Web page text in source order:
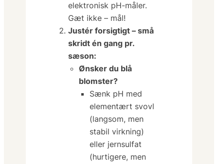
elektronisk pH-måler.
Gæt ikke – mål!
Justér forsigtigt – små
skridt én gang pr.
sæson:
Ønsker du blå
blomster?
Sænk pH med
elementært svovl
(langsom, men
stabil virkning)
eller jernsulfat
(hurtigere, men